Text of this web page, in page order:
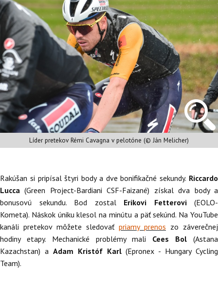
Líder pretekov Rémi Cavagna v pelotóne (© Ján Melicher)
Rakúšan si pripísal štyri body a dve bonifikačné sekundy. Riccardo
Lucca(Green Project-Bardiani CSF-Faizané) získal dva body a
bonusovú sekundu. Bod zostal Erikovi Fetterovi (EOLO-
Kometa). Náskok úniku klesol na minútu a päť sekúnd. Na YouTube
kanáli pretekov môžete sledovať priamy prenos zo záverečnej
hodiny etapy. Mechanické problémy mali Cees Bol(Astana
Kazachstan) a Adam Kristóf Karl(Epronex - Hungary Cycling
Team).